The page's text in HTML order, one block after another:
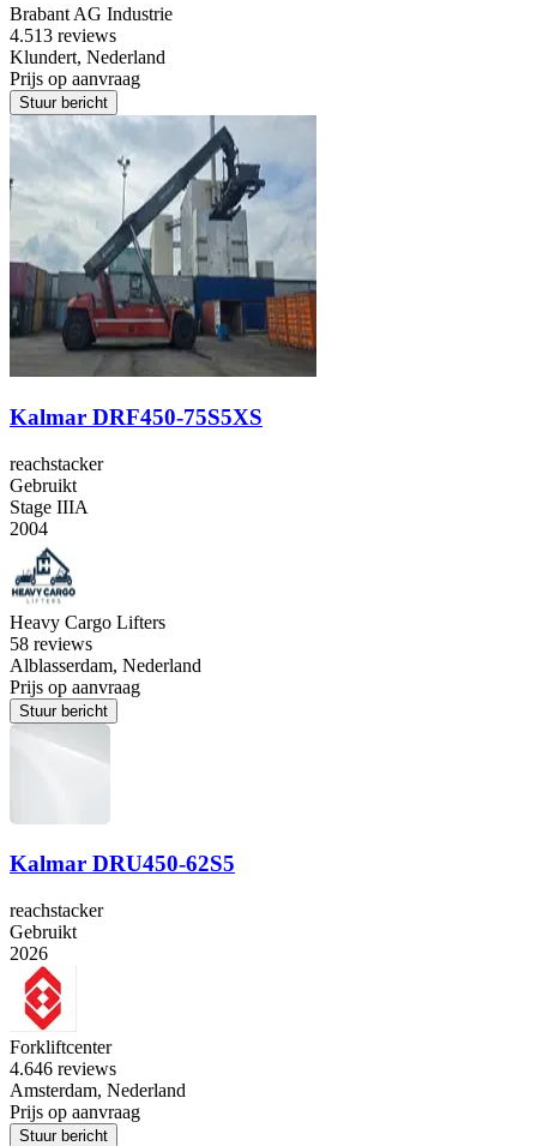
Brabant AG Industrie
4.513 reviews
Klundert, Nederland
Prijs op aanvraag
Stuur bericht
Kalmar DRF450-75S5XS
reachstacker
Gebruikt
Stage IIIA
2004
Heavy Cargo Lifters
58 reviews
Alblasserdam, Nederland
Prijs op aanvraag
Stuur bericht
Kalmar DRU450-62S5
reachstacker
Gebruikt
2026
Forkliftcenter
4.646 reviews
Amsterdam, Nederland
Prijs op aanvraag
Stuur bericht